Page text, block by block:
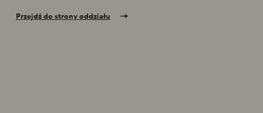
Przejdź do strony oddziału